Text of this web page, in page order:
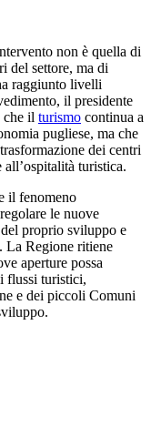
non è quella di
del settore, ma di
raggiunto livelli
il presidente
che il turismo continua a
pugliese, ma che
dei centri
all’ospitalità turistica.
il fenomeno
le nuove
proprio sviluppo e
La Regione ritiene
aperture possa
flussi turistici,
e dei piccoli Comuni